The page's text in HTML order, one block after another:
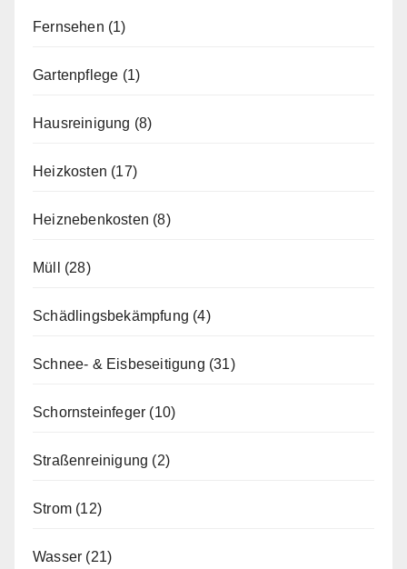
Fernsehen (1)
Gartenpflege (1)
Hausreinigung (8)
Heizkosten (17)
Heiznebenkosten (8)
Müll (28)
Schädlingsbekämpfung (4)
Schnee- & Eisbeseitigung (31)
Schornsteinfeger (10)
Straßenreinigung (2)
Strom (12)
Wasser (21)